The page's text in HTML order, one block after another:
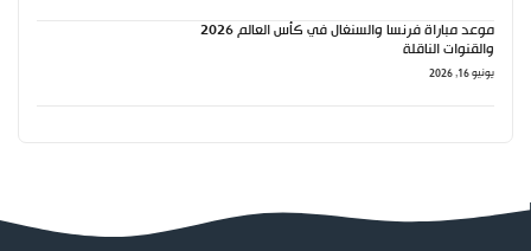
موعد مباراة فرنسا والسنغال في كأس العالم 2026
والقنوات الناقلة
يونيو 16, 2026